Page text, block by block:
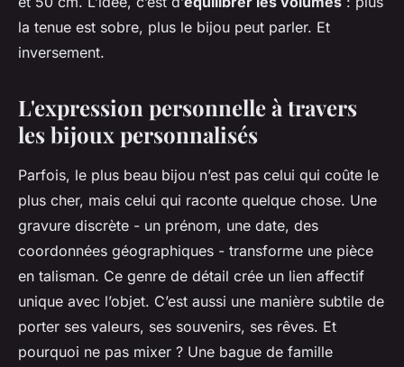
la tenue est sobre, plus le bijou peut parler. Et
inversement.
L'expression personnelle à travers
les bijoux personnalisés
Parfois, le plus beau bijou n’est pas celui qui coûte le
plus cher, mais celui qui raconte quelque chose. Une
gravure discrète - un prénom, une date, des
coordonnées géographiques - transforme une pièce
en talisman. Ce genre de détail crée un lien affectif
unique avec l’objet. C’est aussi une manière subtile de
porter ses valeurs, ses souvenirs, ses rêves. Et
pourquoi ne pas mixer ? Une bague de famille